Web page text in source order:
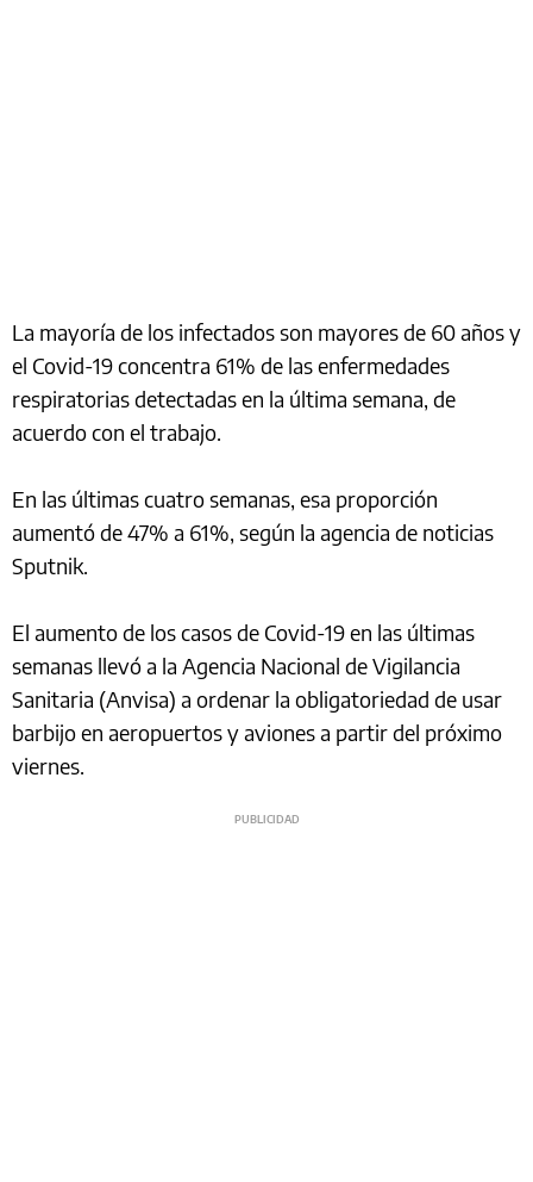
La mayoría de los infectados son mayores de 60 años y
el Covid-19 concentra 61% de las enfermedades
respiratorias detectadas en la última semana, de
acuerdo con el trabajo.
En las últimas cuatro semanas, esa proporción
aumentó de 47% a 61%, según la agencia de noticias
Sputnik.
El aumento de los casos de Covid-19 en las últimas
semanas llevó a la Agencia Nacional de Vigilancia
Sanitaria (Anvisa) a ordenar la obligatoriedad de usar
barbijo en aeropuertos y aviones a partir del próximo
viernes.